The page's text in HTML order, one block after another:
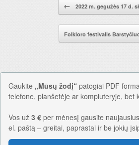
← 2022 m. gegužės 17 d.
Folkloro festivalis
Gaukite „Mūsų žodį“ patogiai PDF
telefone, planšetėje ar kompiuteryje, bet
Vos už 3 € per mėnesį gausite
el. paštą – greitai, paprastai ir be jokių